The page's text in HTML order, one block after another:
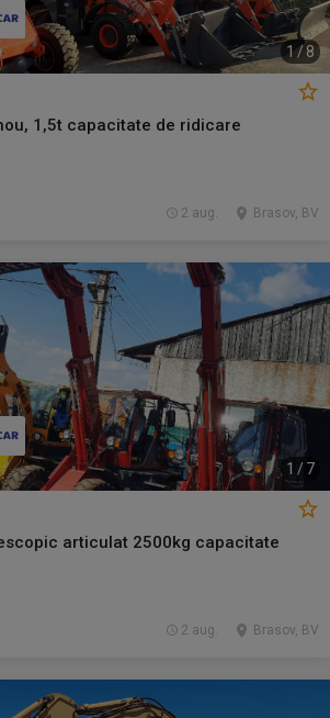
1/ 8
1,5t capacitate de ridicare
Brasov, BV
2 aug.
1 / 7
articulat 2500kg capacitate
Brasov, BV
2 aug.